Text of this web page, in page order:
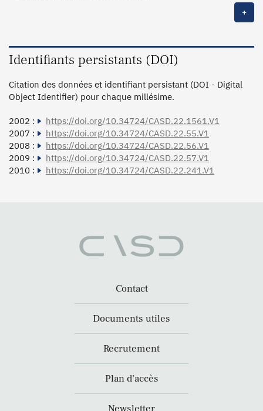
+
Identifiants persistants (DOI)
Citation des données et identifiant persistant (DOI - Digital
Object Identifier) pour chaque millésime.
2002 :
https://doi.org/10.34724/CASD.22.1561.V1
2007 :
https://doi.org/10.34724/CASD.22.55.V1
2008 :
https://doi.org/10.34724/CASD.22.56.V1
2009 :
https://doi.org/10.34724/CASD.22.57.V1
2010 :
https://doi.org/10.34724/CASD.22.241.V1
Contact
Documents utiles
Recrutement
Plan d’accès